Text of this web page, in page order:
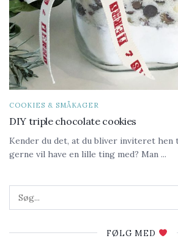
COOKIES & SMÅKAGER
DIY triple chocolate cookies
Kender du det, at du bliver inviteret hen
gerne vil have en lille ting med? Man ...
FØLG MED